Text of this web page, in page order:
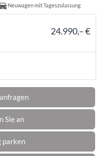
Neuwagen mit Tageszulassung
24.990,– €
Sie an
parken